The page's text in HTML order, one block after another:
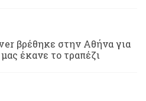
βρέθηκε στην Αθήνα για
έκανε το τραπέζι